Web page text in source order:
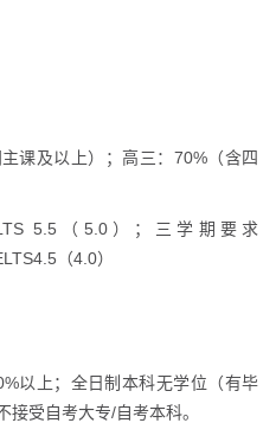
课及以上）；高三：70%（含四
5.5（5.0）；三学期要求
（4.0）
以上；全日制本科无学位（有毕
受自考大专/自考本科。